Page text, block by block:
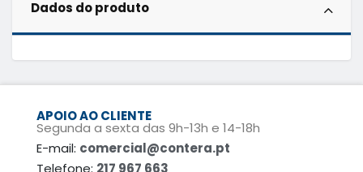
Dados do produto
APOIO AO CLIENTE
Segunda a sexta das 9h-13h e 14-18h
E-mail: comercial@contera.pt
Telefone: 217 967 663